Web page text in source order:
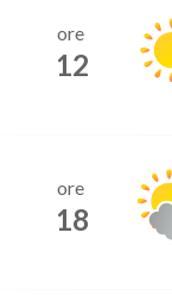
ore
12
ore
18